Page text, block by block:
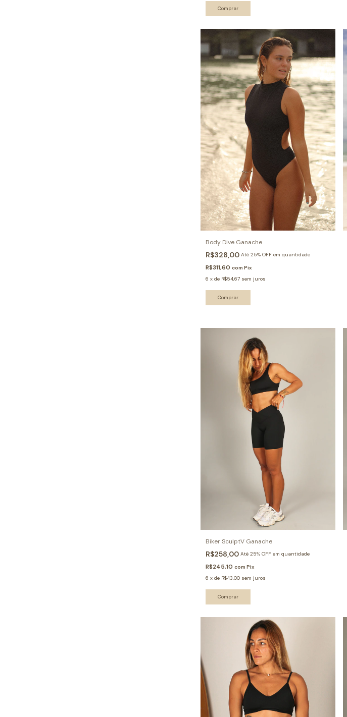
Comprar
Body Dive Ganache
R$328,00 Até 25% OFF em quantidade
R$311,60 com Pix
6 x de R$54,67 sem juros
Comprar
Biker SculptV Ganache
R$258,00 Até 25% OFF em quantidade
R$245,10 com Pix
6 x de R$43,00 sem juros
Comprar